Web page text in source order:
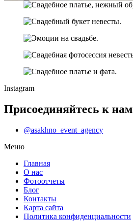
Instagram
Присоединяйтесь к нам
@asakhno_event_agency
Меню
Главная
О нас
Фотоотчеты
Блог
Контакты
Карта сайта
Политика конфиденциальности